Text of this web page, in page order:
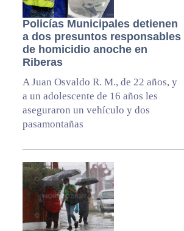
Policías Municipales detienen
a dos presuntos responsables
de homicidio anoche en
Riberas
A Juan Osvaldo R. M., de 22 años, y
a un adolescente de 16 años les
aseguraron un vehículo y dos
pasamontañas